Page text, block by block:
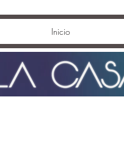
Inicio